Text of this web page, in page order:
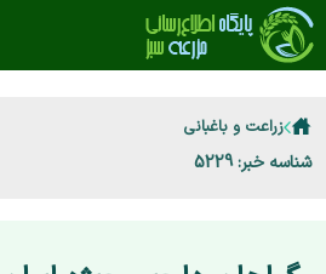
زراعت و باغبانی
شناسه خبر: 5229